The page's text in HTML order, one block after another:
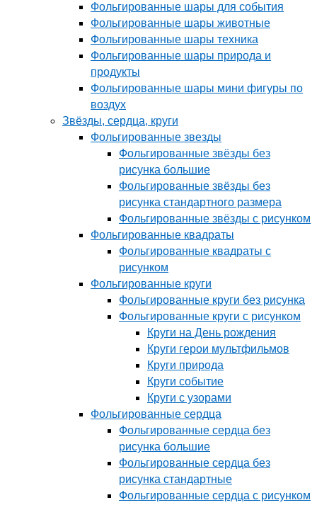
Фольгированные шары для события
Фольгированные шары животные
Фольгированные шары техника
Фольгированные шары природа и
продукты
Фольгированные шары мини фигуры по
воздух
Звёзды, сердца, круги
Фольгированные звезды
Фольгированные звёзды без
рисунка большие
Фольгированные звёзды без
рисунка стандартного размера
Фольгированные звёзды с рисунком
Фольгированные квадраты
Фольгированные квадраты с
рисунком
Фольгированные круги
Фольгированные круги без рисунка
Фольгированные круги с рисунком
Круги на День рождения
Круги герои мультфильмов
Круги природа
Круги событие
Круги с узорами
Фольгированные сердца
Фольгированные сердца без
рисунка большие
Фольгированные сердца без
рисунка стандартные
Фольгированные сердца с рисунком